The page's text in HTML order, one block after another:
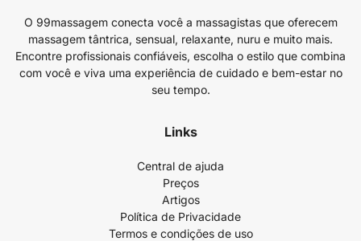
O 99massagem conecta você a massagistas que oferecem
massagem tântrica, sensual, relaxante, nuru e muito mais.
Encontre profissionais confiáveis, escolha o estilo que combina
com você e viva uma experiência de cuidado e bem-estar no
seu tempo.
Links
Central de ajuda
Preços
Artigos
Política de Privacidade
Termos e condições de uso